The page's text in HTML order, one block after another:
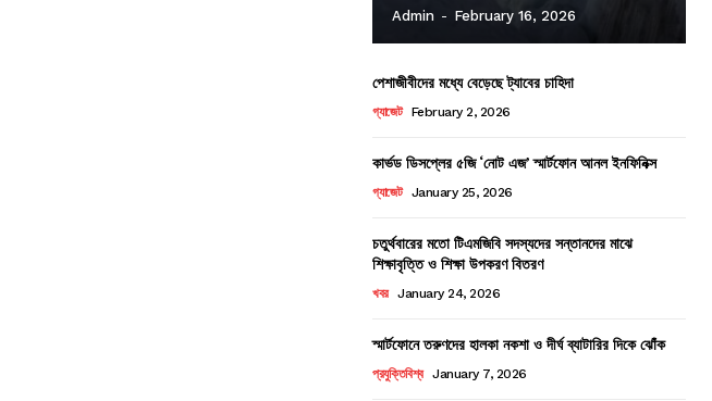
Admin - February 16, 2026
পেশাজীবীদের মধ্যে বেড়েছে ট্যাবের চাহিদা
গ্যাজেট February 2, 2026
কার্ভড ডিসপ্লের ৫জি ‘নোট এজ’ স্মার্টফোন আনল ইনফিনিক্স
গ্যাজেট January 25, 2026
চতুর্থবারের মতো টিএমজিবি সদস্যদের সন্তানদের মাঝে
শিক্ষাবৃত্তি ও শিক্ষা উপকরণ বিতরণ
খবর January 24, 2026
স্মার্টফোনে তরুণদের হালকা নকশা ও দীর্ঘ ব্যাটারির দিকে ঝোঁক
প্রযুক্তিবিশ্ব January 7, 2026